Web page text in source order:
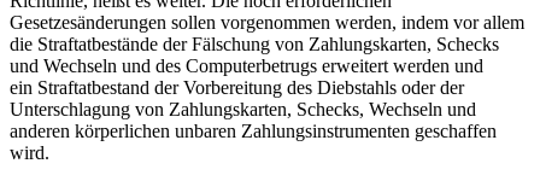
Gesetzesänderungen sollen vorgenommen werden, indem vor allem
die Straftatbestände der Fälschung von Zahlungskarten, Schecks
und Wechseln und des Computerbetrugs erweitert werden und
ein Straftatbestand der Vorbereitung des Diebstahls oder der
Unterschlagung von Zahlungskarten, Schecks, Wechseln und
anderen körperlichen unbaren Zahlungsinstrumenten geschaffen
wird.